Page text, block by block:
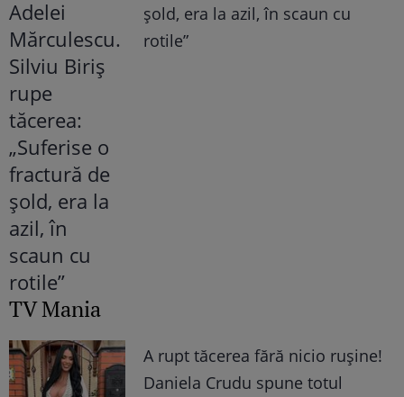
șold, era la azil, în scaun cu
rotile”
TV Mania
A rupt tăcerea fără nicio rușine!
Daniela Crudu spune totul